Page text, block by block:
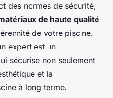
des normes de sécurité,
de haute qualité
de votre piscine.
expert est un
sécurise non seulement
et la
à long terme.